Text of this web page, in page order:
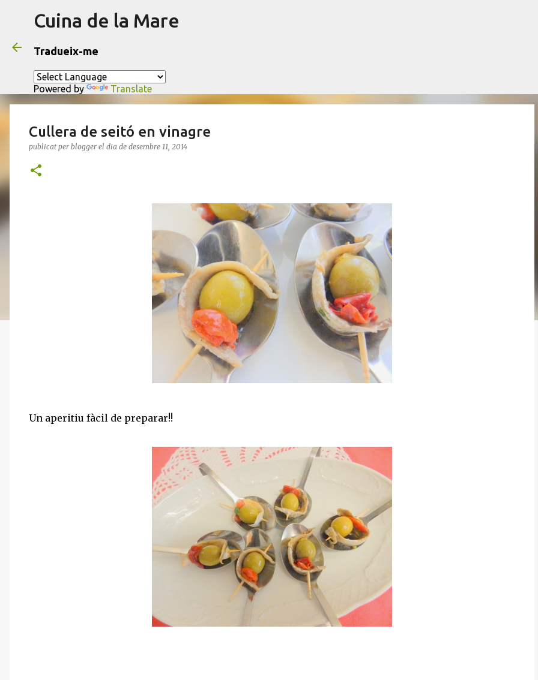
Cuina de la Mare
Tradueix-me
Powered by Translate
Cullera de seitó en vinagre
publicat per blogger el dia de desembre 11, 2014
Un aperitiu fàcil de preparar!!